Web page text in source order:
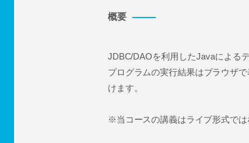
概要
JDBC/DAOを利用したJavaによる
プログラムの実行結果はブラウザ
けます。
※当コースの講義はライブ形式では